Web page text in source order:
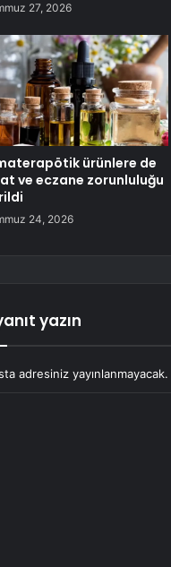
27, 2026
ürünlere de
ve eczane zorunluluğu
24, 2026
yazın
adresiniz yayınlanmayacak.